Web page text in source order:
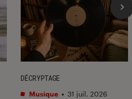
DÉCRYPTAGE
Musique • 31 juil. 2026